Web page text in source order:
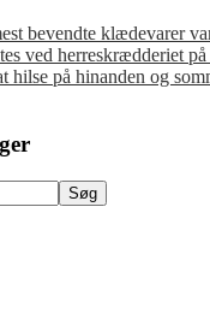
bevendte klædevarer
ved herreskrædderiet
hilse på hinanden og